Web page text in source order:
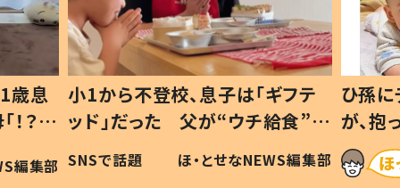
歳息
？」
編集部
小1から不登校、息子は「ギフテ
ッド」だった 父が“ウチ給食”を
作り続ける理由とは #令和の親
#令和の子
SNSで話題 ほ・とせなNEWS編集部
ひ孫
が、
「涙が
い」